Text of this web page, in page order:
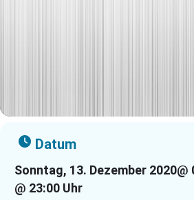
Datum
Sonntag, 13. Dezember 2020@
@ 23:00 Uhr